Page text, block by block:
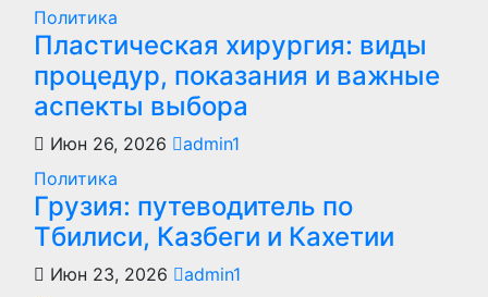
Политика
Пластическая хирургия: виды
процедур, показания и важные
аспекты выбора
Июн 26, 2026
admin1
Политика
Грузия: путеводитель по
Тбилиси, Казбеги и Кахетии
Июн 23, 2026
admin1